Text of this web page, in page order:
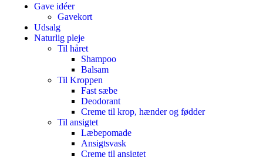
Gave idéer
Gavekort
Udsalg
Naturlig pleje
Til håret
Shampoo
Balsam
Til Kroppen
Fast sæbe
Deodorant
Creme til krop, hænder og fødder
Til ansigtet
Læbepomade
Ansigtsvask
Creme til ansigtet